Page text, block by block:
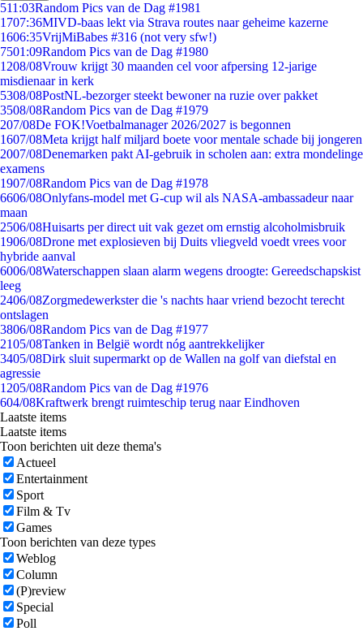
511:03Random Pics van de Dag #1981
1707:36MIVD-baas lekt via Strava routes naar geheime kazerne
1606:35VrijMiBabes #316 (not very sfw!)
7501:09Random Pics van de Dag #1980
1208/08Vrouw krijgt 30 maanden cel voor afpersing 12-jarige
misdienaar in kerk
5308/08PostNL-bezorger steekt bewoner na ruzie over pakket
3508/08Random Pics van de Dag #1979
207/08De FOK!Voetbalmanager 2026/2027 is begonnen
1607/08Meta krijgt half miljard boete voor mentale schade bij jongeren
2007/08Denemarken pakt AI-gebruik in scholen aan: extra mondelinge
examens
1907/08Random Pics van de Dag #1978
6606/08Onlyfans-model met G-cup wil als NASA-ambassadeur naar
maan
2506/08Huisarts per direct uit vak gezet om ernstig alcoholmisbruik
1906/08Drone met explosieven bij Duits vliegveld voedt vrees voor
hybride aanval
6006/08Waterschappen slaan alarm wegens droogte: Gereedschapskist
leeg
2406/08Zorgmedewerkster die 's nachts haar vriend bezocht terecht
ontslagen
3806/08Random Pics van de Dag #1977
2105/08Tanken in België wordt nóg aantrekkelijker
3405/08Dirk sluit supermarkt op de Wallen na golf van diefstal en
agressie
1205/08Random Pics van de Dag #1976
604/08Kraftwerk brengt ruimteschip terug naar Eindhoven
Laatste items
Laatste items
Toon berichten uit deze thema's
Actueel
Entertainment
Sport
Film & Tv
Games
Toon berichten van deze types
Weblog
Column
(P)review
Special
Poll